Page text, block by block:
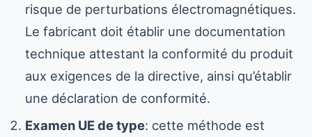
risque de perturbations électromagnétiques.
Le fabricant doit établir une documentation
technique attestant la conformité du produit
aux exigences de la directive, ainsi qu’établir
une déclaration de conformité.
Examen UE de type: cette méthode est